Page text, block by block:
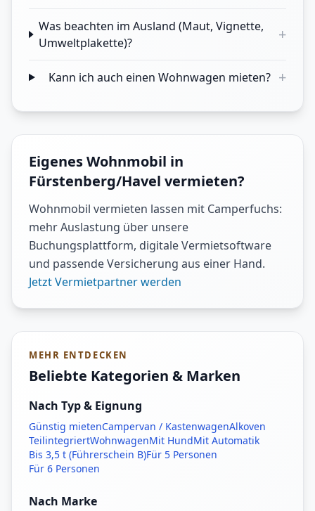
Was beachten im Ausland (Maut, Vignette,
Umweltplakette)?
+
Kann ich auch einen Wohnwagen mieten? +
Eigenes Wohnmobil in
Fürstenberg/Havel vermieten?
Wohnmobil vermieten lassen mit Camperfuchs:
mehr Auslastung über unsere
Buchungsplattform, digitale Vermietsoftware
und passende Versicherung aus einer Hand.
Jetzt Vermietpartner werden
MEHR ENTDECKEN
Beliebte Kategorien & Marken
Nach Typ & Eignung
Günstig mietenCampervan / KastenwagenAlkoven
TeilintegriertWohnwagenMit HundMit Automatik
Bis 3,5 t (Führerschein B)Für 5 Personen
Für 6 Personen
Nach Marke